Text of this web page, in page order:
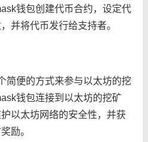
钱包创建代币合约，设定代
并将代币发行给支持者。
简便的方式来参与以太坊的挖
钱包连接到以太坊的挖矿
以太坊网络的安全性，并获
励。